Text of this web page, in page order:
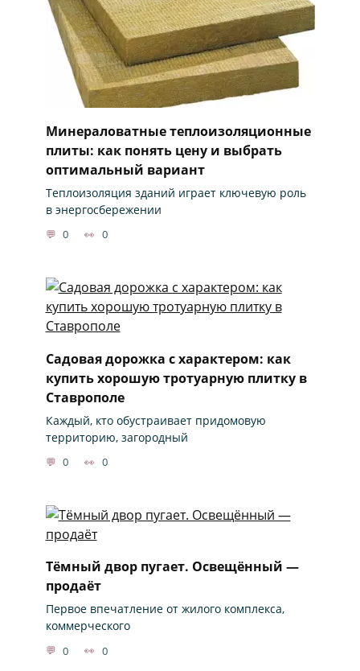
Минераловатные теплоизоляционные
плиты: как понять цену и выбрать
оптимальный вариант
Теплоизоляция зданий играет ключевую роль
в энергосбережении
0 0
Садовая дорожка с характером: как
купить хорошую тротуарную плитку в
Ставрополе
Каждый, кто обустраивает придомовую
территорию, загородный
0 0
Тёмный двор пугает. Освещённый —
продаёт
Первое впечатление от жилого комплекса,
коммерческого
0 0